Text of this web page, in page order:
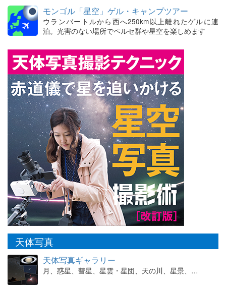
モンゴル「星空」ゲル・キャンプツアー
ウランバートルから西へ250km以上離れたゲルに連
泊。光害のない場所でペルセ群や星空を楽しめます
天体写真
天体写真ギャラリー
月、惑星、彗星、星雲・星団、天の川、星景、…